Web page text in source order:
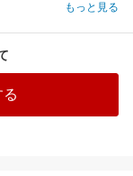
もっと見る